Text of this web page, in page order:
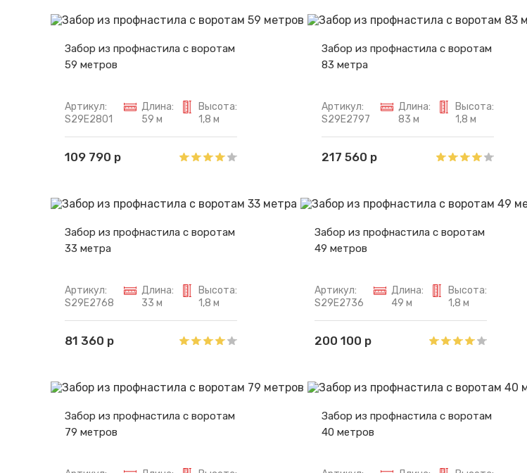
Забор из профнастила с воротам
59 метров
Артикул:
S29E2801
Длина:
59 м
Высота:
1,8 м
109 790 р
Забор из профнастила с воротам
83 метра
Артикул:
S29E2797
Длина:
83 м
Высота:
1,8 м
217 560 р
Забор из профнастила с воротам
33 метра
Артикул:
S29E2768
Длина:
33 м
Высота:
1,8 м
81 360 р
Забор из профнастила с воротам
49 метров
Артикул:
S29E2736
Длина:
49 м
Высота:
1,8 м
200 100 р
Забор из профнастила с воротам
79 метров
Забор из профнастила с воротам
40 метров